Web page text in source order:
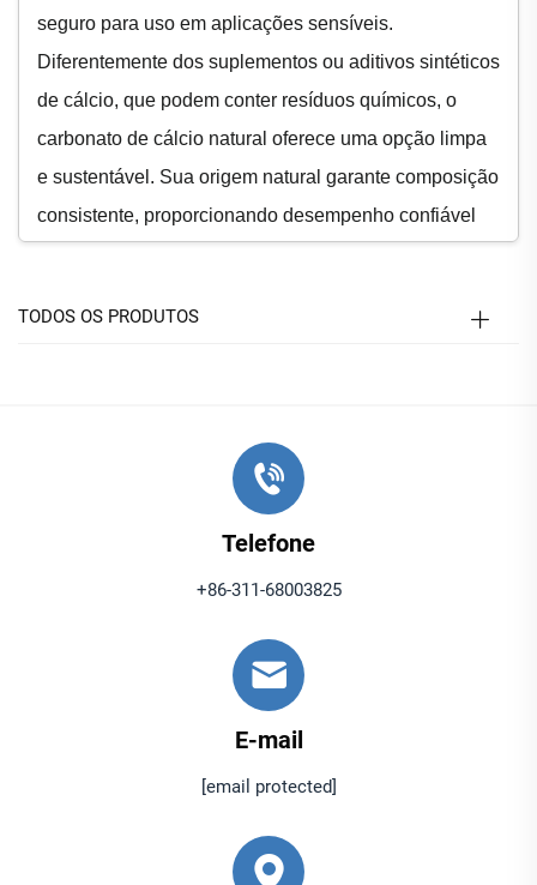
seguro para uso em aplicações sensíveis.
Diferentemente dos suplementos ou aditivos sintéticos
de cálcio, que podem conter resíduos químicos, o
carbonato de cálcio natural oferece uma opção limpa
e sustentável. Sua origem natural garante composição
consistente, proporcionando desempenho confiável
● Custo-benefício e abundância
O carbonato de cálcio está amplamente disponível
métodos simples de extração e processamento
reduzem os custos de produção, permitindo seu uso
como suplemento na ração animal, o carbonato de
cálcio oferece excelente relação custo-benefício ao
melhorar o desempenho do produto a um baixo custo.
TODOS OS PRODUTOS
Telefone
+86-311-68003825
E-mail
[email protected]